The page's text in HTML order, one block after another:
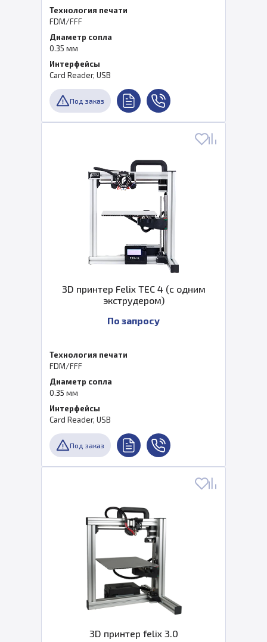
Технология печати
FDM/FFF
Диаметр сопла
0.35 мм
Интерфейсы
Card Reader, USB
Под заказ
3D принтер Felix TEC 4 (с одним
экструдером)
По запросу
Технология печати
FDM/FFF
Диаметр сопла
0.35 мм
Интерфейсы
Card Reader, USB
Под заказ
3D принтер felix 3.0